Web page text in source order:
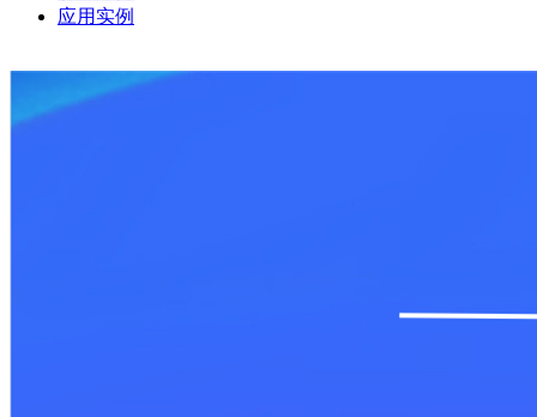
应用实例